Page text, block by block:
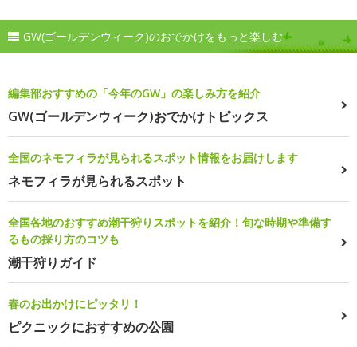
GW(ゴールデンウィーク)のおでかけをもっと楽しむ
編集部おすすめの「今年のGW」の楽しみ方を紹介
GW(ゴールデンウィーク)おでかけトピックス
全国のネモフィラが見られるスポット情報をお届けします
ネモフィラが見られるスポット
全国各地のおすすめ潮干狩りスポットを紹介！旬な時期や準備す
るもの採り方のコツも
潮干狩りガイド
春のお出かけにピッタリ！
ピクニックにおすすめの公園